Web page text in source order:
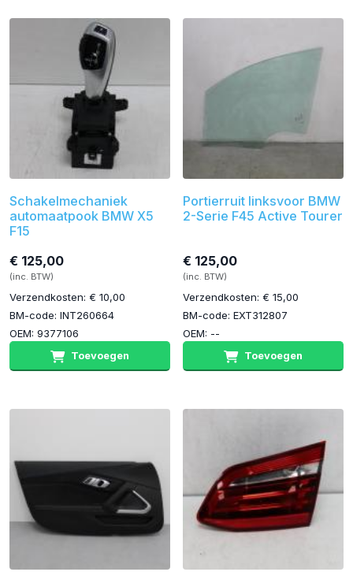
Schakelmechaniek
automaatpook BMW X5
F15
€ 125,00
(inc. BTW)
Verzendkosten: € 10,00
BM-code: INT260664
OEM: 9377106
Toevoegen
Portierruit linksvoor BMW
2-Serie F45 Active Tourer
€ 125,00
(inc. BTW)
Verzendkosten: € 15,00
BM-code: EXT312807
OEM: --
Toevoegen